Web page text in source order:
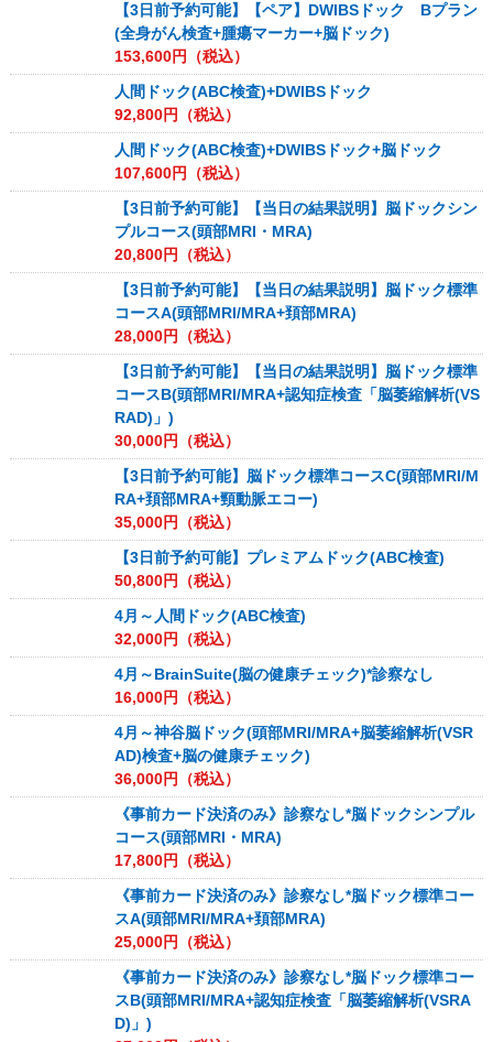
【3日前予約可能】【ペア】DWIBSドック Bプラン
(全身がん検査+腫瘍マーカー+脳ドック)
153,600円（税込）
人間ドック(ABC検査)+DWIBSドック
92,800円（税込）
人間ドック(ABC検査)+DWIBSドック+脳ドック
107,600円（税込）
【3日前予約可能】【当日の結果説明】脳ドックシン
プルコース(頭部MRI・MRA)
20,800円（税込）
【3日前予約可能】【当日の結果説明】脳ドック標準
コースA(頭部MRI/MRA+頚部MRA)
28,000円（税込）
【3日前予約可能】【当日の結果説明】脳ドック標準
コースB(頭部MRI/MRA+認知症検査「脳萎縮解析(VS
RAD)」)
30,000円（税込）
【3日前予約可能】脳ドック標準コースC(頭部MRI/M
RA+頚部MRA+頸動脈エコー)
35,000円（税込）
【3日前予約可能】プレミアムドック(ABC検査)
50,800円（税込）
4月～人間ドック(ABC検査)
32,000円（税込）
4月～BrainSuite(脳の健康チェック)*診察なし
16,000円（税込）
4月～神谷脳ドック(頭部MRI/MRA+脳萎縮解析(VSR
AD)検査+脳の健康チェック)
36,000円（税込）
《事前カード決済のみ》診察なし*脳ドックシンプル
コース(頭部MRI・MRA)
17,800円（税込）
《事前カード決済のみ》診察なし*脳ドック標準コー
スA(頭部MRI/MRA+頚部MRA)
25,000円（税込）
《事前カード決済のみ》診察なし*脳ドック標準コー
スB(頭部MRI/MRA+認知症検査「脳萎縮解析(VSRA
D)」)